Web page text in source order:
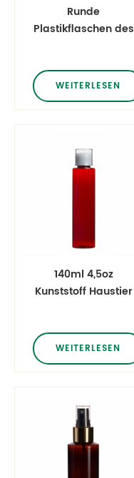
Runde
Plastikflaschen des
Cosmo
WEITERLESEN
140ml 4,5oz
Kunststoff Haustier
doppelwandiger
Kappe und inneren
Stecker
WEITERLESEN